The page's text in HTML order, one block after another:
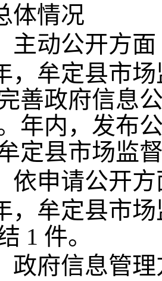
体情况
主动公开方面
，牟定县市
善政府信息
年内，发布
定县市场监
依申请公开
，牟定县市
1 件。
政府信息管